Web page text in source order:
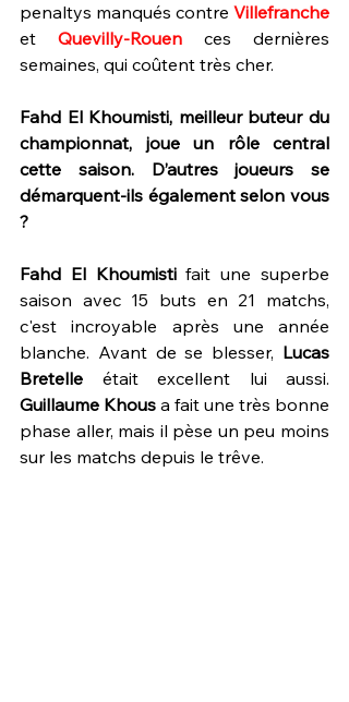
penaltys manqués contre
et Quevilly-Rouen ces dernières
semaines, qui coûtent très cher.
Fahd El Khoumisti, meilleur buteur du
championnat, joue un rôle central
cette saison. D’autres joueurs se
démarquent-ils également selon vous
?
Fahd El Khoumisti fait une superbe
saison avec 15 buts en 21 matchs,
c'est incroyable après une année
blanche. Avant de se blesser, Lucas
Bretelle
Guillaume Khous a fait une très bonne
phase aller, mais il pèse un peu moins
sur les matchs depuis le trêve.